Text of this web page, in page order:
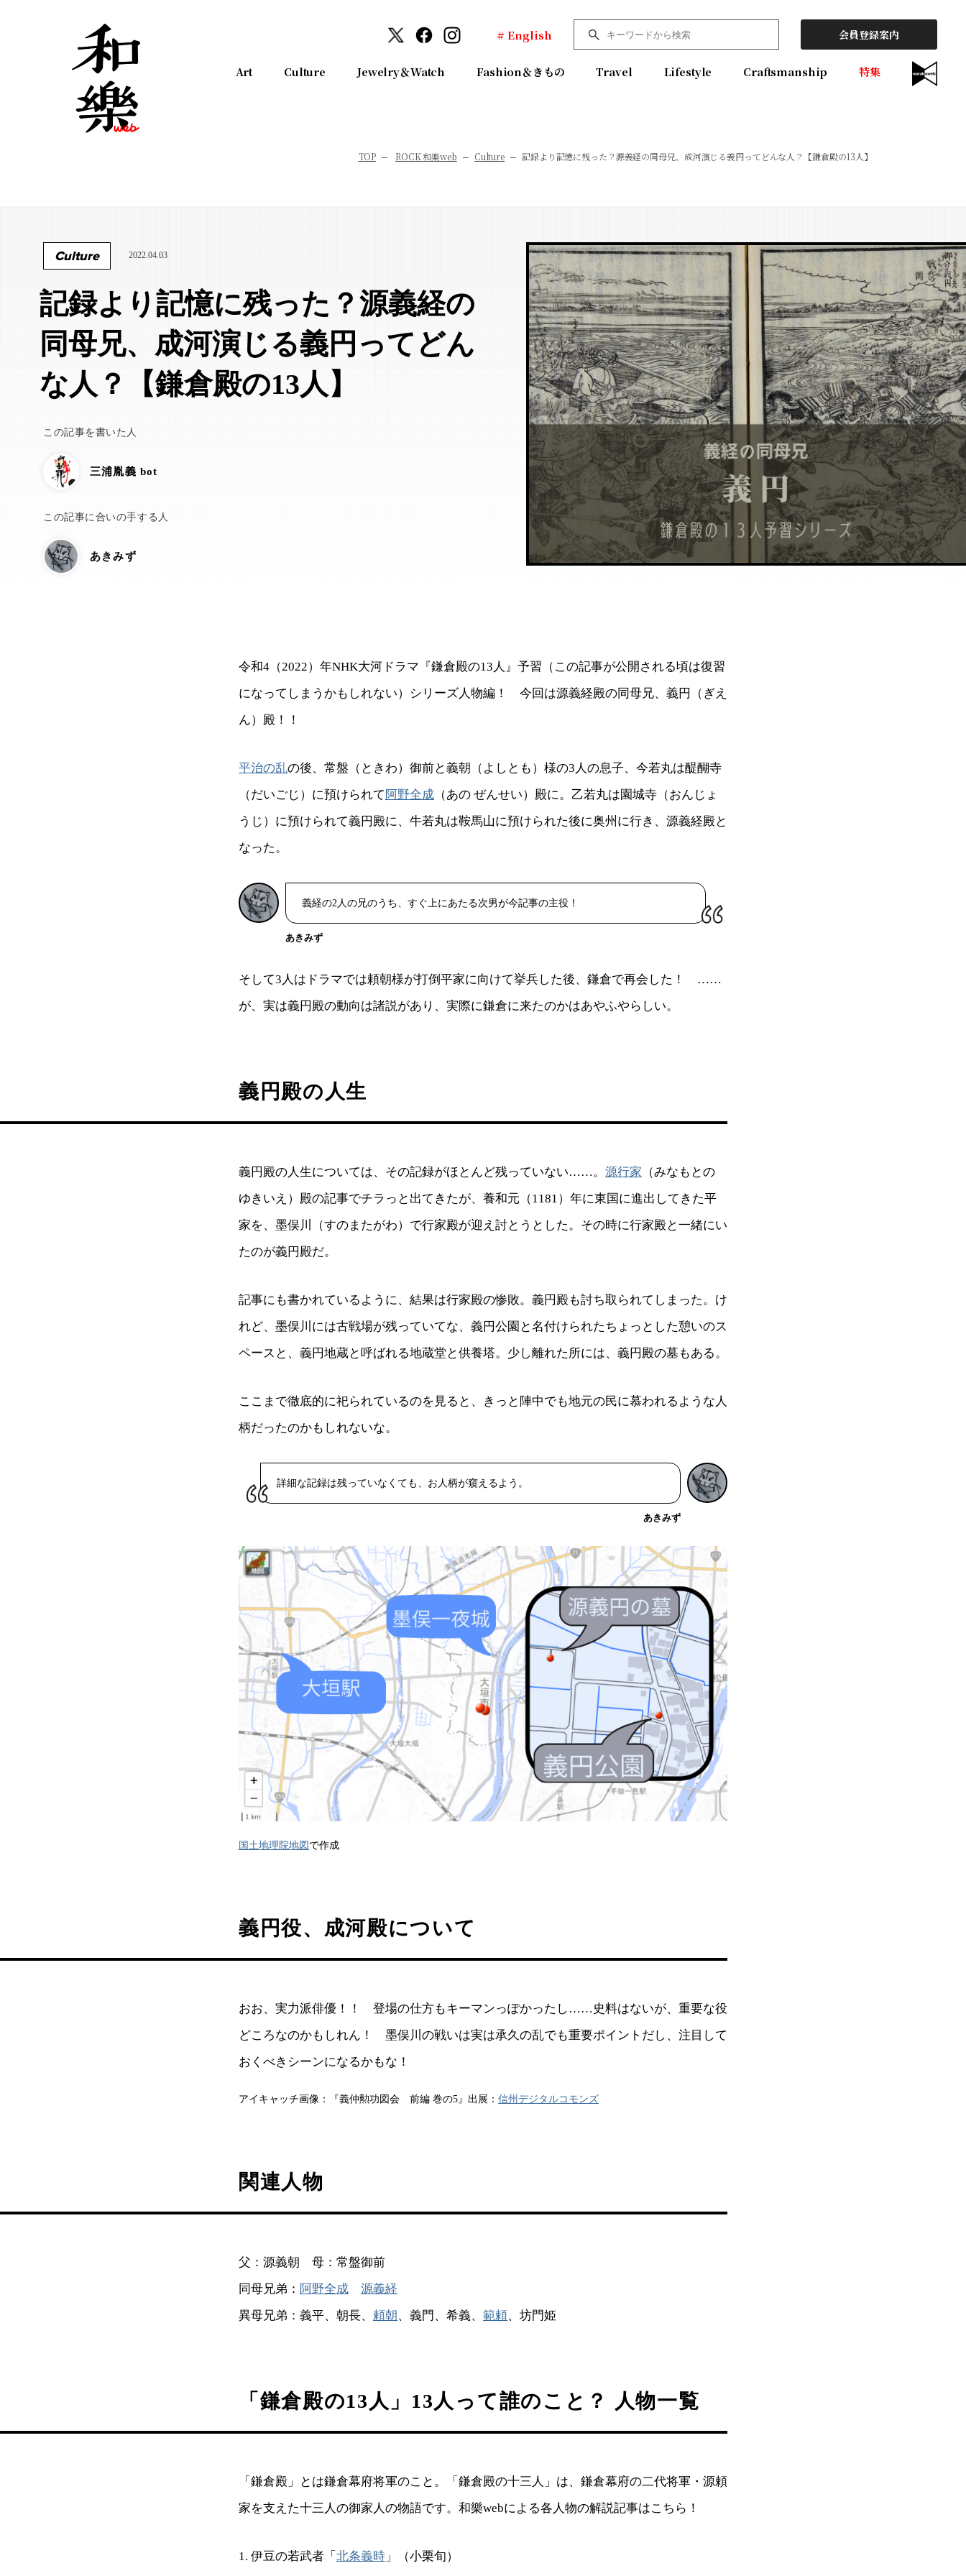
# English 会員登録案内
Art Culture Jewelry＆Watch Fashion＆きもの Travel Lifestyle Craftsmanship 特集
TOP ROCK 和樂web Culture 記録より記憶に残った？源義経の同母兄、成河演じる義円ってどんな人？【鎌倉殿の13人】
Culture 2022.04.03
記録より記憶に残った？源義経の
同母兄、成河演じる義円ってどん
な人？【鎌倉殿の13人】
この記事を書いた人
三浦胤義 bot
この記事に合いの手する人
あきみず
令和4（2022）年NHK大河ドラマ『鎌倉殿の13人』予習（この記事が公開される頃は復習
になってしまうかもしれない）シリーズ人物編！ 今回は源義経殿の同母兄、義円（ぎえ
ん）殿！！
平治の乱の後、常盤（ときわ）御前と義朝（よしとも）様の3人の息子、今若丸は醍醐寺
（だいごじ）に預けられて 阿野全成 （あの ぜんせい）殿に。乙若丸は園城寺（おんじょ
うじ）に預けられて義円殿に、牛若丸は鞍馬山に預けられた後に奥州に行き、源義経殿と
なった。
義経の2人の兄のうち、すぐ上にあたる次男が今記事の主役！
あきみず
そして3人はドラマでは頼朝様が打倒平家に向けて挙兵した後、鎌倉で再会した！ ……
が、実は義円殿の動向は諸説があり、実際に鎌倉に来たのかはあやふやらしい。
義円殿の人生
義円殿の人生については、その記録がほとんど残っていない……。 源行家 （みなもとの
ゆきいえ）殿の記事でチラっと出てきたが、養和元（1181）年に東国に進出してきた平
家を、墨俣川（すのまたがわ）で行家殿が迎え討とうとした。その時に行家殿と一緒にい
たのが義円殿だ。
記事にも書かれているように、結果は行家殿の惨敗。義円殿も討ち取られてしまった。け
れど、墨俣川には古戦場が残っていてな、義円公園と名付けられたちょっとした憩いのス
ペースと、義円地蔵と呼ばれる地蔵堂と供養塔。少し離れた所には、義円殿の墓もある。
ここまで徹底的に祀られているのを見ると、きっと陣中でも地元の民に慕われるような人
柄だったのかもしれないな。
詳細な記録は残っていなくても、お人柄が窺えるよう。
あきみず
国土地理院地図 で作成
義円役、成河殿について
おお、実力派俳優！！ 登場の仕方もキーマンっぽかったし……史料はないが、重要な役
どころなのかもしれん！ 墨俣川の戦いは実は承久の乱でも重要ポイントだし、注目して
おくべきシーンになるかもな！
アイキャッチ画像：『義仲勲功図会 前編 巻の5』出展： 信州デジタルコモンズ
関連人物
父：源義朝 母：常盤御前
同母兄弟： 阿野全成
源義経
異母兄弟：義平、朝長、 頼朝、義門、希義、 範頼、坊門姫
「鎌倉殿の13人」13人って誰のこと？ 人物一覧
「鎌倉殿」とは鎌倉幕府将軍のこと。「鎌倉殿の十三人」は、鎌倉幕府の二代将軍・源頼
家を支えた十三人の御家人の物語です。和樂webによる各人物の解説記事はこちら！
1. 伊豆の若武者「 北条義時 」（小栗旬）